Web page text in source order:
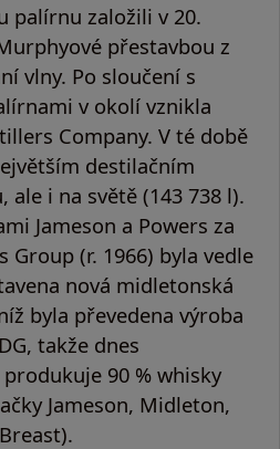
palírnu založili v 20.
přestavbou z
vlny. Po sloučení s
v okolí vznikla
Company. V té době
destilačním
i na světě (143 738 l).
Jameson a Powers za
(r. 1966) byla vedle
nová midletonská
byla převedena výroba
takže dnes
90 % whisky
Jameson, Midleton,